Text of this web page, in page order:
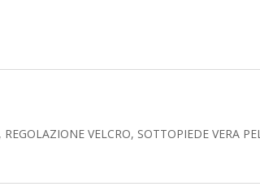
VELCRO, SOTTOPIEDE VERA